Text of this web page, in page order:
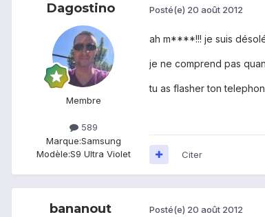
Dagostino
Membre
589
Marque:Samsung
Modèle:S9 Ultra Violet
Posté(e) 20 août 2012
ah m****!!! je suis
je ne comprend pas
tu as flasher ton
Citer
bananout Posté(e) 20 août 2012